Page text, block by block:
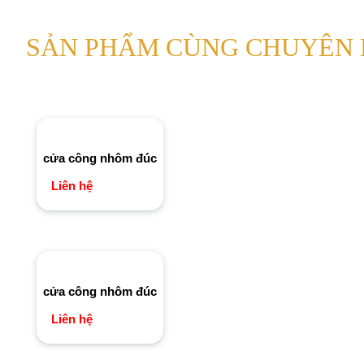
SẢN PHẨM CÙNG CHUYÊN
cửa công nhôm đúc
Liên hệ
cửa công nhôm đúc
Liên hệ